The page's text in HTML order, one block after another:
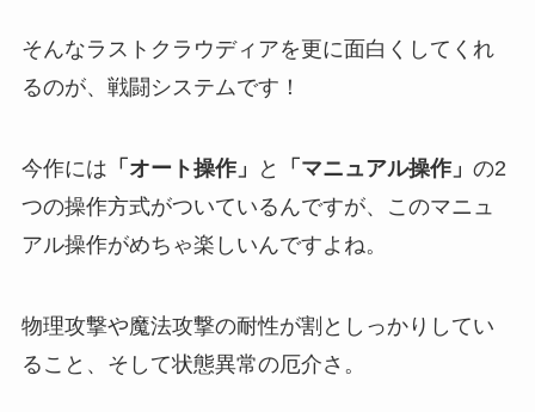
そんなラストクラウディアを更に面白くしてくれ
るのが、戦闘システムです！
今作には 「オート操作」 と 「マニュアル操作」 の2
つの操作方式がついているんですが、このマニュ
アル操作がめちゃ楽しいんですよね。
物理攻撃や魔法攻撃の耐性が割としっかりしてい
ること、そして状態異常の厄介さ。